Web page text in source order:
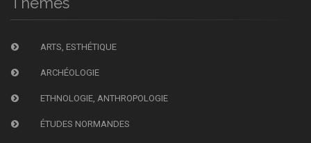
ARTS, ESTHÉTIQUE
ARCHÉOLOGIE
ETHNOLOGIE, ANTHROPOLOGIE
ÉTUDES NORMANDES